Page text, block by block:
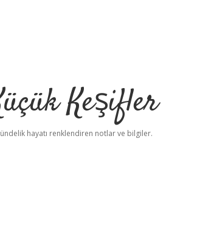
Keşifler
hayatı renklendiren notlar ve bilgiler.